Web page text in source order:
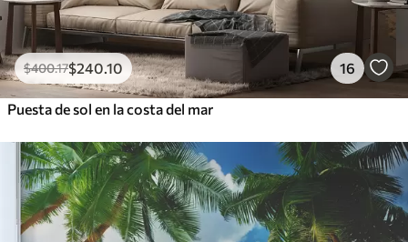
$400.17$240 .10 16
Puesta de sol en la costa del mar